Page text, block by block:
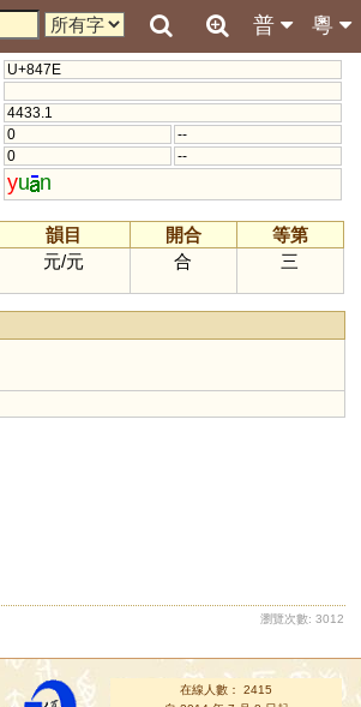
粵
普
U+847E
4433.1
0
--
0
--
yu n
韻目 開合
等第
元/元 合 三
瀏覽次數: 3012
在線人數： 2415